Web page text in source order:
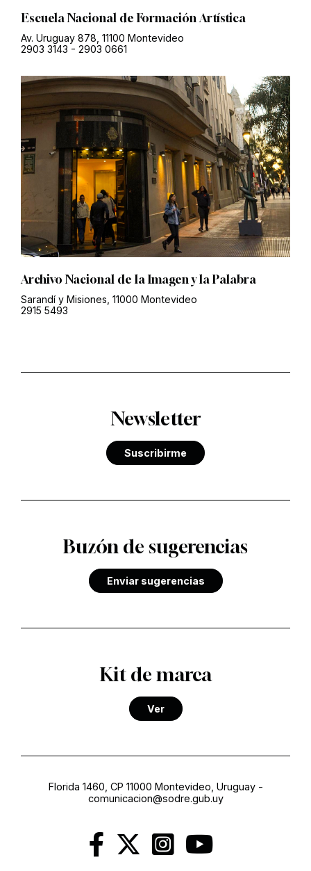
Escuela Nacional de Formación Artística
Av. Uruguay 878, 11100 Montevideo
2903 3143 - 2903 0661
Archivo Nacional de la Imagen y la Palabra
Sarandí y Misiones, 11000 Montevideo
2915 5493
Newsletter
Suscribirme
Buzón de sugerencias
Enviar sugerencias
Kit de marca
Ver
Florida 1460, CP 11000 Montevideo, Uruguay-
comunicacion@sodre.gub.uy